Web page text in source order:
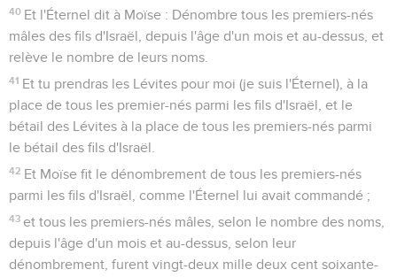
40 Et l'Éternel dit à Moïse : Dénombre tous les premiers-nés
mâles des fils d'Israël, depuis l'âge d'un mois et au-dessus, et
relève le nombre de leurs noms.
41 Et tu prendras les Lévites pour moi (je suis l'Éternel), à la
place de tous les premier-nés parmi les fils d'Israël, et le
bétail des Lévites à la place de tous les premiers-nés parmi
le bétail des fils d'Israël.
42 Et Moïse fit le dénombrement de tous les premiers-nés
parmi les fils d'Israël, comme l'Éternel lui avait commandé ;
43 et tous les premiers-nés mâles, selon le nombre des noms,
depuis l'âge d'un mois et au-dessus, selon leur
dénombrement, furent vingt-deux mille deux cent soixante-